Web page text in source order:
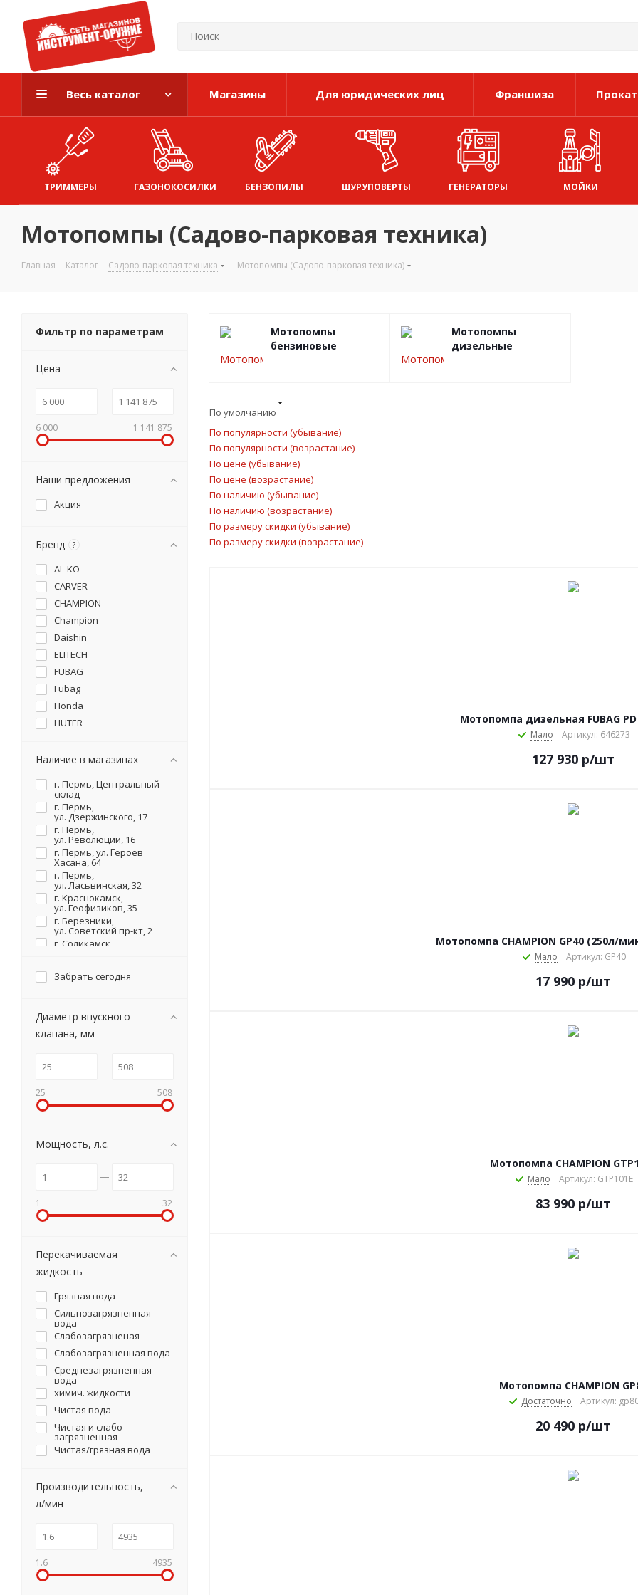
Весь каталог Магазины Для юридических лиц Франшиза Прокат
ТРИММЕРЫ ГАЗОНОКОСИЛКИ БЕНЗОПИЛЫ ШУРУПОВЕРТЫ ГЕНЕРАТОРЫ МОЙКИ
Мотопомпы (Садово-парковая техника)
Главная - Каталог - Садово-парковая техника - Мотопомпы (Садово-парковая техника)
Мотопомпы
бензиновые
Мотопомпы
дизельные
По умолчанию
По популярности (убывание)
По популярности (возрастание)
По цене (убывание)
По цене (возрастание)
По наличию (убывание)
По наличию (возрастание)
По размеру скидки (убывание)
По размеру скидки (возрастание)
Мотопомпа дизельная FUBAG PD
Мало Артикул: 646273
127 930 р/шт
Мотопомпа CHAMPION GP40 (250л/
Мало Артикул: GP40
17 990 р/шт
Мотопомпа CHAMPION
Мало Артикул: GTP101E
83 990 р/шт
Мотопомпа CHAMPION
Достаточно Артикул:
20 490 р/шт
Фильтр по параметрам
Цена
6 000 1 141 875
Наши предложения
Акция
Бренд ?
AL-KO
CARVER
CHAMPION
Champion
Daishin
ELITECH
FUBAG
Fubag
Honda
HUTER
KOSHIN
PATRIOT
SKAT
STURM
SUNREKA
TSS
WACKER NEUSON
ZONGSHEN
ВЕПРЬ
ВЫМПЕЛ
НЕВА
Наличие в магазинах
г. Пермь, Центральный
склад
г. Пермь,
ул. Дзержинского, 17
г. Пермь,
ул. Революции, 16
г. Пермь, ул. Героев
Хасана, 64
г. Пермь,
ул. Ласьвинская, 32
г. Краснокамск,
ул. Геофизиков, 35
г. Березники,
ул. Советский пр-кт, 2
г. Соликамск,
Забрать сегодня
Диаметр впускного
клапана, мм
25 508
Мощность, л.с.
1 32
Перекачиваемая
жидкость
Грязная вода
Сильнозагрязненная
вода
Слабозагрязненая
Слабозагрязненная вода
Среднезагрязненная
вода
химич. жидкости
Чистая вода
Чистая и слабо
загрязненная
Чистая/грязная вода
Производительность,
л/мин
1.6 4935